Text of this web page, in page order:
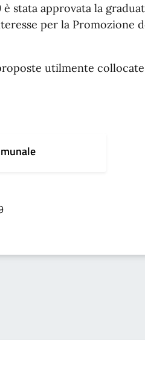
è stata approvata la
per la Promozione
utilmente